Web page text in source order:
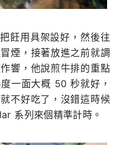
飪用具架設好，然後往
煙，接著放進之前就調
響，他說煎牛排的重點
一面大概 50 秒就好，
不好吃了，沒錯這時候
系列來個精準計時。